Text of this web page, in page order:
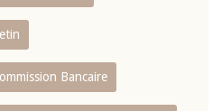
Bancaire